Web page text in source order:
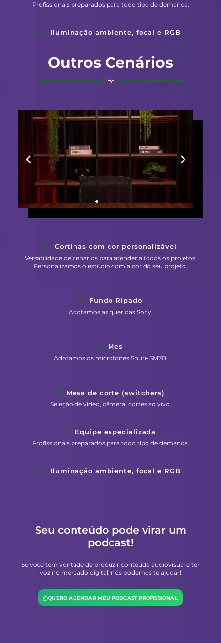
Profissionais preparados para todo tipo de demanda.
Iluminação ambiente, focal e RGB
Outros Cenários
Cortinas com cor personalizável
Versatilidade de cenários para atender a todos os projetos.
Personalizamos o estúdio com a cor do seu projeto.
Fundo Ripado
Adotamos as queridas Sony.
Mes
Adotamos os microfones Shure SM7B.
Mesa de corte (switchers)
Seleção de vídeo, câmera, cortes ao vivo.
Equipe especializada
Profissionais preparados para todo tipo de demanda.
Iluminação ambiente, focal e RGB
Seu conteúdo pode virar um
podcast!
Se você tem vontade de produzir conteúdo audiovisual e ter
voz no mercado digital, nós podemos te ajudar!
QUERO AGENDAR MEU PODCAST PROFISSIONAL